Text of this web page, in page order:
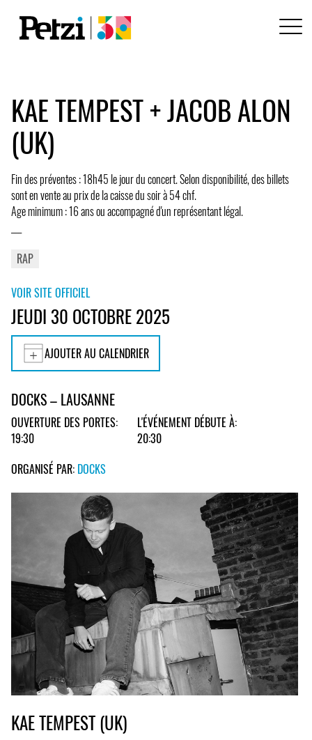
KAE TEMPEST + JACOB ALON
(UK)
Fin des préventes : 18h45 le jour du concert. Selon disponibilité, des billets
sont en vente au prix de la caisse du soir à 54 chf.
Age minimum : 16 ans ou accompagné d'un représentant légal.
RAP
VOIR SITE OFFICIEL
JEUDI 30 OCTOBRE 2025
AJOUTER AU CALENDRIER
DOCKS – LAUSANNE
OUVERTURE DES PORTES:
19:30
L'ÉVÉNEMENT DÉBUTE À:
20:30
ORGANISÉ PAR: DOCKS
KAE TEMPEST (UK)